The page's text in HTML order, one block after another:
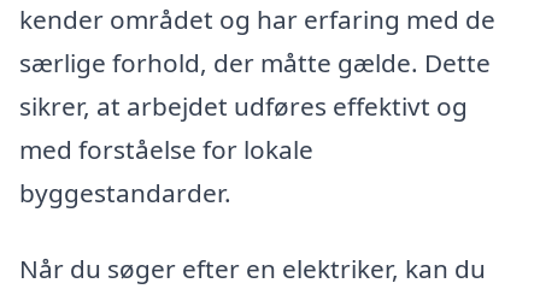
kender området og har erfaring med de
særlige forhold, der måtte gælde. Dette
sikrer, at arbejdet udføres effektivt og
med forståelse for lokale
byggestandarder.
Når du søger efter en elektriker, kan du